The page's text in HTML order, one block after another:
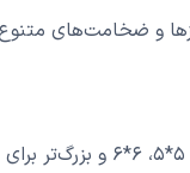
و ضخامت‌های